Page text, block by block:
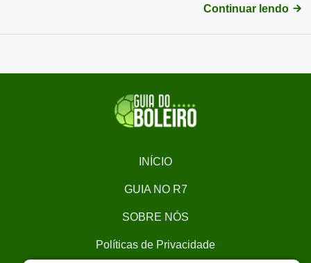
Continuar lendo
INÍCIO
GUIA NO R7
SOBRE NÓS
Políticas de Privacidade